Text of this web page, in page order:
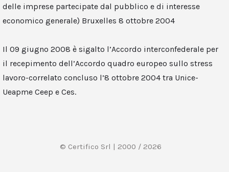
delle imprese partecipate dal pubblico e di interesse
economico generale) Bruxelles 8 ottobre 2004
Il 09 giugno 2008 è sigalto l’Accordo interconfederale per
il recepimento dell’Accordo quadro europeo sullo stress
lavoro-correlato concluso l’8 ottobre 2004 tra Unice-
Ueapme Ceep e Ces.
© Certifico Srl | 2000 / 2026